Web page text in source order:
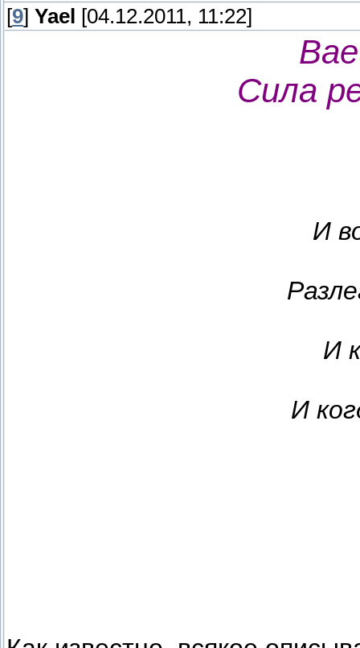
[9] Yael [04.12.2011, 11:22]
Сила
И
И
И